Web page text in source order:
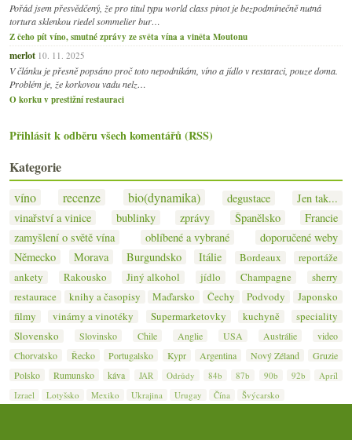
Pořád jsem přesvědčený, že pro titul typu world class pinot je bezpodmínečně nutná
tortura sklenkou riedel sommelier bur…
Z čeho pít víno, smutné zprávy ze světa vína a viněta Moutonu
merlot 10. 11. 2025
V článku je přesně popsáno proč toto nepodnikám, víno a jídlo v restaraci, pouze doma.
Problém je, že korkovou vadu nelz…
O korku v prestižní restauraci
Přihlásit k odběru všech komentářů (RSS)
Kategorie
víno recenze bio(dynamika) degustace
Jen tak...
vinařství a vinice
bublinky zprávy Španělsko
Francie
zamyšlení o světě vína
oblíbené a vybrané
doporučené weby
Německo
Morava Burgundsko Itálie Bordeaux
reportáže
ankety
Rakousko Jiný alkohol jídlo Champagne
sherry
restaurace
knihy a časopisy Maďarsko Čechy Podvody
Japonsko
filmy
vinárny a vinotéky Supermarketovky kuchyně
speciality
Slovensko
Slovinsko Chile Anglie USA Austrálie
video
Chorvatsko
Řecko Portugalsko Kypr Argentina Nový Zéland
Gruzie
Polsko
Rumunsko káva JAR Odrůdy 84b 87b 90b 92b
Apríl
Izrael
Lotyšsko Mexiko Ukrajina Urugay Čína Švýcarsko